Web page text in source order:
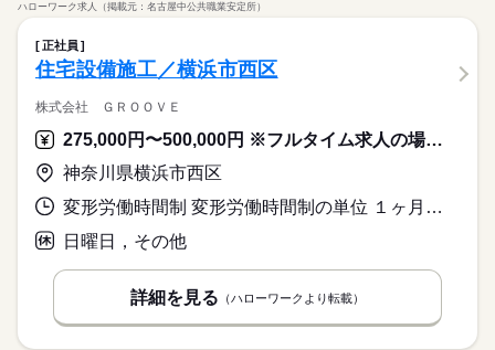
ハローワーク求人（掲載元：名古屋中公共職業安定所）
正社員
住宅設備施工／横浜市西区
株式会社 ＧＲＯＯＶＥ
275,000円〜500,000円 ※フルタイム求人の場合は月額（換算額）、パート求人の場合は時間額を表示しています。
神奈川県横浜市西区
変形労働時間制 変形労働時間制の単位 １ヶ月単位 就業時間１ 9時00分〜18時00分 就業時間に関する特記事項 月平均労働時間１７３．３時間
日曜日，その他
詳細を見る （ハローワークより転載）